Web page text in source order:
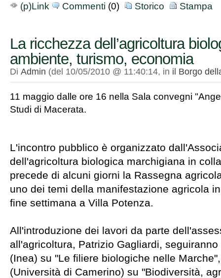
(p)Link Commenti (0) Storico Stampa
La ricchezza dell’agricoltura
ambiente, turismo, economia
Di Admin (del 10/05/2010 @ 11:40:14, in il Borgo
11 maggio dalle ore 16 nella Sala convegni
Studi di Macerata.
L'incontro pubblico è organizzato
dell'agricoltura biologica marchigiana in
precede di alcuni giorni la Rassegna
uno dei temi della manifestazione agricola
fine settimana a Villa Potenza.
All'introduzione dei lavori da parte
all'agricoltura, Patrizio Gagliardi,
(Inea) su "Le filiere biologiche nelle
(Università di Camerino) su "Biodiversità,